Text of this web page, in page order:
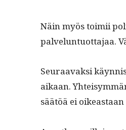
Näin myös toimii
palvelun­tuot­ta­jaa.
Seu­raavak­si
aikaan.
säätöä ei